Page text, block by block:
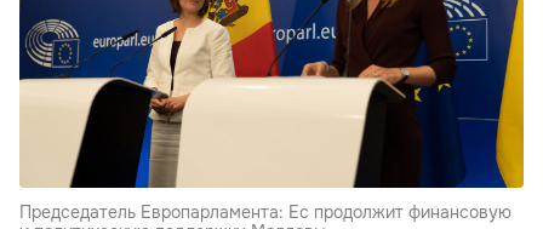
Председатель Европарламента: Ес продолжит финансовую